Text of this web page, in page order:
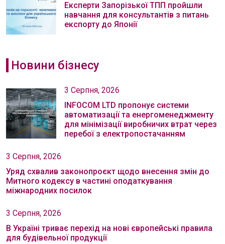
Експерти Запорізької ТПП пройшли
навчання для консультантів з питань
експорту до Японії
Новини бізнесу
3 Серпня, 2026
INFOCOM LTD пропонує системи
автоматизації та енергоменеджменту
для мінімізації виробничих втрат через
перебої з електропостачанням
3 Серпня, 2026
Уряд схвалив законопроєкт щодо внесення змін до
Митного кодексу в частині оподаткування
міжнародних посилок
3 Серпня, 2026
В Україні триває перехід на нові європейські правила
для будівельної продукції